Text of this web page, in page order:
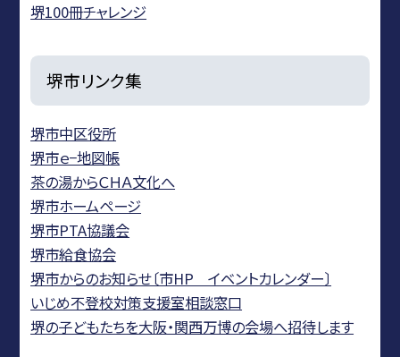
堺100冊チャレンジ
堺市リンク集
堺市中区役所
堺市ｅ−地図帳
茶の湯からＣＨＡ文化へ
堺市ホームページ
堺市PTA協議会
堺市給食協会
堺市からのお知らせ〔市HP イベントカレンダー〕
いじめ不登校対策支援室相談窓口
堺の子どもたちを大阪・関西万博の会場へ招待します